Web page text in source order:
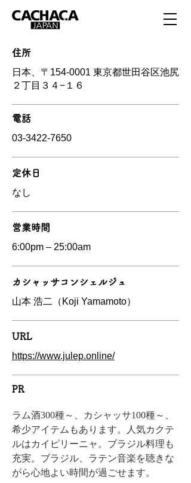
住所
日本、〒154-0001 東京都世田谷区池尻
２丁目３４−１６
電話
03-3422-7650
定休日
なし
営業時間
6:00pm – 25:00am
カシャッサコンシェルジュ
山本 浩二（Koji Yamamoto）
URL
https://www.julep.online/
PR
ラム酒300種～、カシャッサ100種～、
希少アイテムもあります。人気カクテ
ルはカイピリーニャ。ブラジル料理も
充実。ブラジル、ラテン音楽を聴きな
がら心地よい時間が過ごせます。